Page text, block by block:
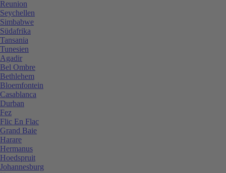
Reunion
Seychellen
Simbabwe
Südafrika
Tansania
Tunesien
Agadir
Bel Ombre
Bethlehem
Bloemfontein
Casablanca
Durban
Fez
Flic En Flac
Grand Baie
Harare
Hermanus
Hoedspruit
Johannesburg